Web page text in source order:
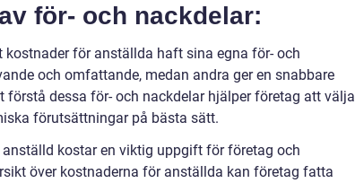
för- och nackdelar:
för anställda haft sina egna för- och
och omfattande, medan andra ger en snabbare
dessa för- och nackdelar hjälper företag att välja
förutsättningar på bästa sätt.
kostar en viktig uppgift för företag och
över kostnaderna för anställda kan företag fatta